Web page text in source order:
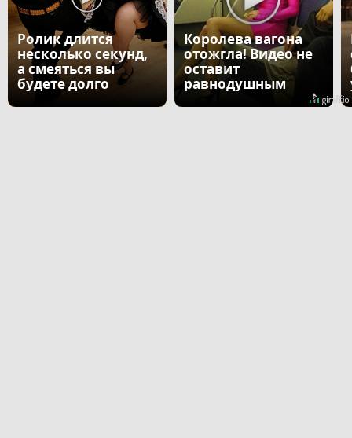
Ролик длится
несколько секунд,
а смеяться вы
будете долго
Королева вагона
отожгла! Видео не
оставит
равнодушным